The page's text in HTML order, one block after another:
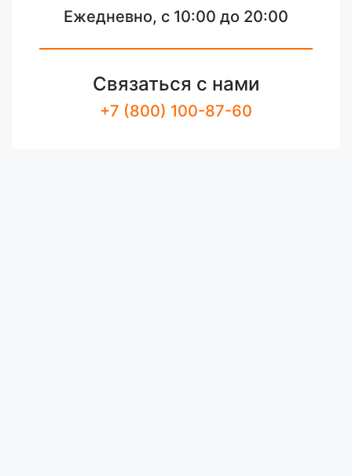
Ежедневно, с 10:00 до 20:00
Связаться с нами
+7 (800) 100-87-60